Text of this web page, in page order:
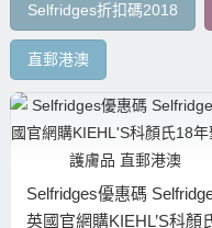
Selfridges折扣碼2018
直郵港澳
Selfridges優惠碼
英國官網購KIEHL’S科顏